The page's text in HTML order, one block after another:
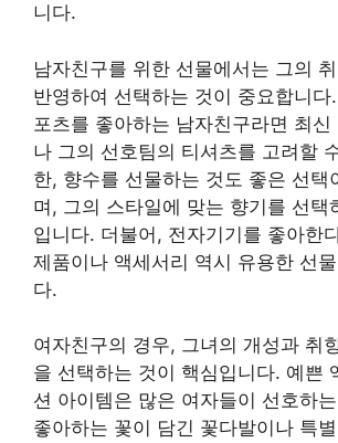
니다.
남자친구를 위한 선물에서는 그의
반영하여 선택하는 것이 중요합니
포츠를 좋아하는 남자친구라면 최신
나 그의 선호팀의 티셔츠를 고려할
한, 향수를 선물하는 것도 좋은 선택
며, 그의 스타일에 맞는 향기를 선택
입니다. 더불어, 전자기기를 좋아한
제품이나 액세서리 역시 유용한 선
다.
여자친구의 경우, 그녀의 개성과 취
을 선택하는 것이 핵심입니다. 예쁜
션 아이템은 많은 여자들이 선호하
좋아하는 꽃이 담긴 꽃다발이나 특